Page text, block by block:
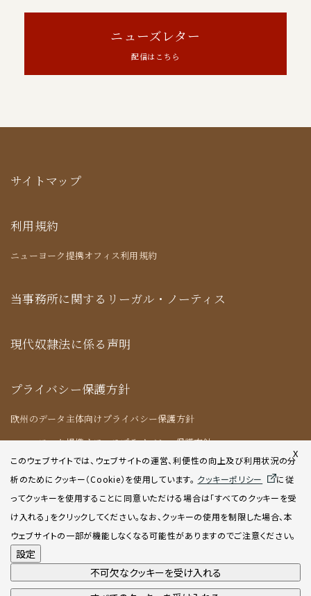
ニューズレター
配信はこちら
サイトマップ
利用規約
ニューヨーク提携オフィス利用規約
当事務所に関するリーガル・ノーティス
現代奴隷法に係る声明
プライバシー保護方針
欧州のデータ主体向けプライバシー保護方針
ニューヨーク提携オフィスプライバシー保護方針
クッキーポリシー
AIポリシー
X
このウェブサイトでは、ウェブサイトの運営、利便性の向上及び利用状況の分
析のためにクッキー（Cookie）を使用しています。 クッキーポリシー
に従
ってクッキーを使用することに同意いただける場合は「すべてのクッキーを受
け入れる」をクリックしてください。なお、クッキーの使用を制限した場合、本
ウェブサイトの一部が機能しなくなる可能性がありますのでご注意ください。
設定
不可欠なクッキーを受け入れる